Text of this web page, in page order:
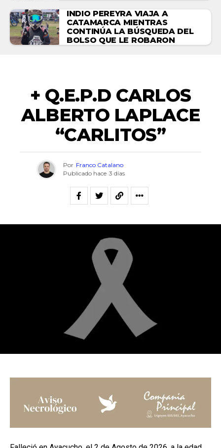
INDIO PEREYRA VIAJA A
CATAMARCA MIENTRAS
CONTINÚA LA BÚSQUEDA DEL
BOLSO QUE LE ROBARON
+ Q.E.P.D CARLOS
ALBERTO LAPLACE
“CARLITOS”
Por Franco Catalano
Publicado hace 3 días